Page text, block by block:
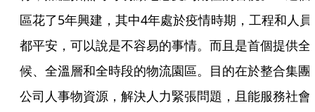
區花了5年興建，其中4年處於疫情時期，工程和人員
都平安，可以說是不容易的事情。而且是首個提供全
候、全溫層和全時段的物流園區。目的在於整合集團
公司人事物資源，解決人力緊張問題，且能服務社會